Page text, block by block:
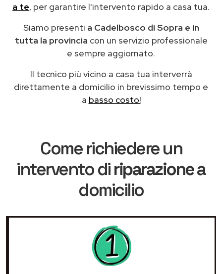
a te, per garantire l'intervento rapido a casa tua.
Siamo presenti a Cadelbosco di Sopra e in
tutta la provincia con un servizio professionale
e sempre aggiornato.
Il tecnico più vicino a casa tua interverrà
direttamente a domicilio in brevissimo tempo e
a basso costo!
Come richiedere un
intervento diriparazionea
domicilio